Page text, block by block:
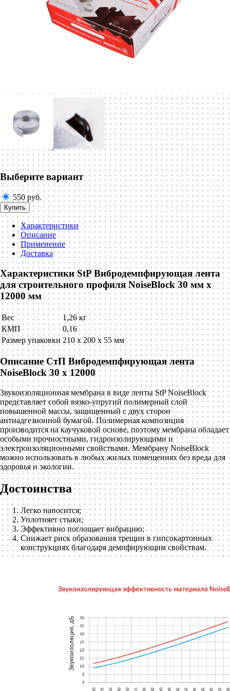
Выберите вариант
550 руб.
Купить
Характеристики
Описание
Применение
Доставка
Характеристики StP Вибродемпфирующая лента
для строительного профиля NoiseBlock 30 мм x
12000 мм
Вес
1,26 кг
КМП
0,16
Размер упаковки 210 х 200 х 55 мм
Описание СтП Вибродемпфирующая лента
NoiseBlock 30 x 12000
Звукоизоляционная мембрана в виде ленты StP NoiseBlock
представляет собой вязко-упругий полимерный слой
повышенной массы, защищенный с двух сторон
антиадгезионной бумагой. Полимерная композиция
производится на каучуковой основе, поэтому мембрана обладает
особыми прочностными, гидроизолирующими и
электроизоляционными свойствами. Мембрану NoiseBlock
можно использовать в любых жилых помещениях без вреда для
здоровья и экологии.
Достоинства
Легко наносится;
Уплотняет стыки;
Эффективно поглощает вибрацию;
Снижает риск образования трещин в гипсокартонных
конструкциях благодаря демпфирующим свойствам.